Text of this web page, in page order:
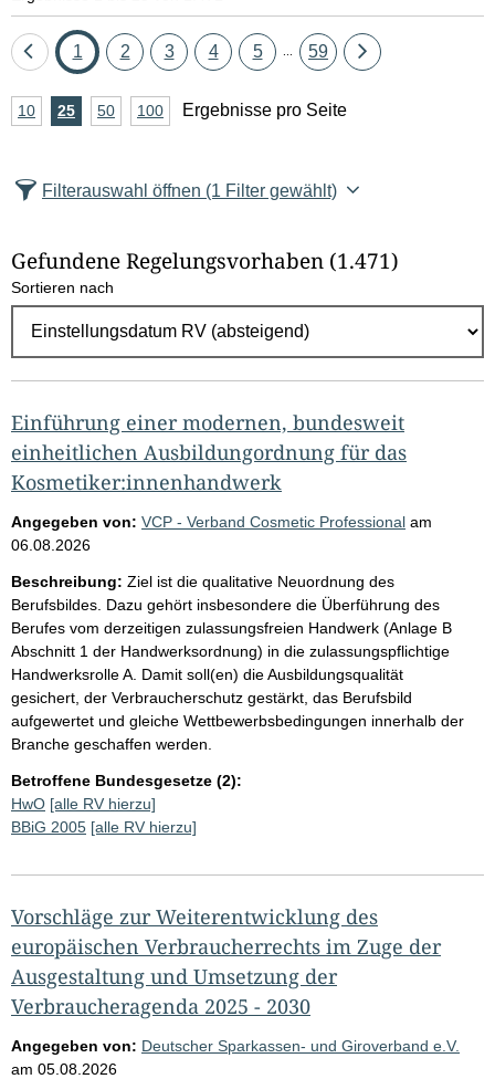
Eine
zurück
Seite
1 Seite
2 Seite
3 Seite
4 Seite
5 Seite
59
Eine
A
z
l
E
g
e
b
n
i
s
s
e
p
r
o
S
e
t
e
10Ergebnisse
25Ergebnisse
50Ergebnisse
100Ergebnisse
Ergebnisse pro Seite
Filterauswahl öffnen (1 Filter gewählt)
Gefundene Regelungsvorhaben (1.471)
Sortieren nach
Einführung einer modernen, bundesweit
einheitlichen Ausbildungordnung für das
Kosmetiker:innenhandwerk
Angegeben von: VCP - Verband Cosmetic Professional am
06.08.2026
Beschreibung: Ziel ist die qualitative Neuordnung des
Berufsbildes. Dazu gehört insbesondere die Überführung des
Berufes vom derzeitigen zulassungsfreien Handwerk (Anlage B
Abschnitt 1 der Handwerksordnung) in die zulassungspflichtige
Handwerksrolle A. Damit soll(en) die Ausbildungsqualität
gesichert, der Verbraucherschutz gestärkt, das Berufsbild
aufgewertet und gleiche Wettbewerbsbedingungen innerhalb der
Branche geschaffen werden.
Betroffene Bundesgesetze (2):
HwO [alle RV hierzu]
BBiG 2005 [alle RV hierzu]
Vorschläge zur Weiterentwicklung des
europäischen Verbraucherrechts im Zuge der
Ausgestaltung und Umsetzung der
Verbraucheragenda 2025 - 2030
Angegeben von: Deutscher Sparkassen- und Giroverband e.V.
am 05.08.2026